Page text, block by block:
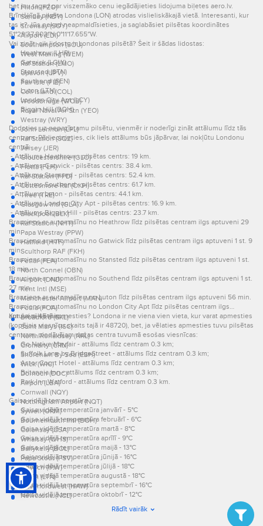
Filton (FZO)
Sanday (NDY)
Stronsay (SOY)
Airport (EDI)
Southampton (SOU)
West Malling (WEM)
Raf Station (LMO)
Upavon (UPV)
Fair Isle (FIE)
Coll Island (COL)
Woodbridge (WOB)
Royal Naval Air Stn (YEO)
Westray (WRY)
John Lennon (LPL)
Raf Station (SQZ)
Jersey (JER)
Gloucestershire (GLO)
Flotta (FLH)
Raf Station (FFD)
Cottesmore Raf (OKH)
Tiree (TRE)
Glasgow Intl (GLA)
Blackpool (BLK)
Raf Station (NHT)
Papa Westray (PPW)
Hatfield (HTF)
Sculthorp RAF (FKH)
Fetlar (FEA)
North Connel (OBN)
Airport (DND)
Kent Intl (MSE)
Manchester Airport (MAN)
Foula (FOA)
Broadford (SKL)
Saint Marys (ISC)
North Ronaldsay (NRL)
Cromarty (CRN)
Shoreham By Sea (ESH)
Wick (WIC)
Dornoch (DOC)
Airport (LBA)
Cornwall (NQY)
Nottimgham Airport (NQT)
Sywell (ORM)
Bournemouth Intl (BOH)
Colonsay (CSA)
Whalsay (WHS)
Ballykelly (BOL)
Papa Stour (PSV)
Ipswich (IPW)
Luton (LTN)
Haverfordwest (HAW)
Newcastle (NCL)
bet jau tagad par viszemāko cenu iegādājieties lidojuma biļetes aero.lv.
Brīnišķīgā pilsēta Londona (LON) atrodas vislieliskākajā vietā. Interesanti, kur
tas ir? Jūs nekad neapmaldīsieties, ja saglabāsiet pilsētas koordinātes
51°29′37.802″N 0°11′17.655″W.
Vai zināt, cik lidostu ir Londonas pilsētā? Šeit ir šādas lidostas:
Heathrow (LHR)
Gatwick (LGW)
Stansted (STN)
Southend (SEN)
Luton (LTN)
London City Apt (LCY)
Biggin Hill (BQH)
Dodoties uz nepazīstamu pilsētu, vienmēr ir noderīgi zināt attālumu līdz tās
centram. Pārliecinieties, cik liels attālums būs jāpārvar, lai nokļūtu Londonu
centrā:
- Attālums Heathrow - pilsētas centrs: 19 km.
- Attālums Gatwick - pilsētas centrs: 38.4 km.
- Attālums Stansted - pilsētas centrs: 52.4 km.
- Attālums Southend - pilsētas centrs: 61.7 km.
- Attālums Luton - pilsētas centrs: 44.1 km.
- Attālums London City Apt - pilsētas centrs: 16.9 km.
- Attālums Biggin Hill - pilsētas centrs: 23.7 km.
Brauciens ar automašīnu no Heathrow līdz pilsētas centram ilgs aptuveni 29
min.
Brauciens ar automašīnu no Gatwick līdz pilsētas centram ilgs aptuveni 1 st. 9
min.
Brauciens ar automašīnu no Stansted līdz pilsētas centram ilgs aptuveni 1 st.
18 min.
Brauciens ar automašīnu no Southend līdz pilsētas centram ilgs aptuveni 1 st.
27 min.
Brauciens ar automašīnu no Luton līdz pilsētas centram ilgs aptuveni 56 min.
Brauciens ar automašīnu no London City Apt līdz pilsētas centram ilgs
aptuveni 45 min.
Kur šai pilsētā apmesties? Londona ir ne viena vien vieta, kur varat apmesties
(kopējais viesnīcu skaits tajā ir 48720), bet, ja vēlaties apmesties tuvu pilsētas
centram, piedāvājam dažas centra tuvumā esošas viesnīcas:
Go Native Mayfair - attālums līdz centram 0.3 km;
Suffolk Lane by BridgeStreet - attālums līdz centram 0.3 km;
Astor Court Hotel - attālums līdz centram 0.3 km;
Britannia Inn - attālums līdz centram 0.3 km;
Park Inn Watford - attālums līdz centram 0.3 km.
Gaisa vidējā temperatūra
Gaisa vidējā temperatūra janvārī - 5°C
Gaisa vidējā temperatūra februārī - 6°C
Gaisa vidējā temperatūra martā - 8°C
Gaisa vidējā temperatūra aprīlī - 9°C
Gaisa vidējā temperatūra maijā - 13°C
Gaisa vidējā temperatūra jūnijā - 16°C
Gaisa vidējā temperatūra jūlijā - 18°C
Gaisa vidējā temperatūra augustā - 18°C
Gaisa vidējā temperatūra septembrī - 16°C
Gaisa vidējā temperatūra oktobrī - 12°C
Gaisa vidējā temperatūra decembrī - 6°C.
Rādīt vairāk